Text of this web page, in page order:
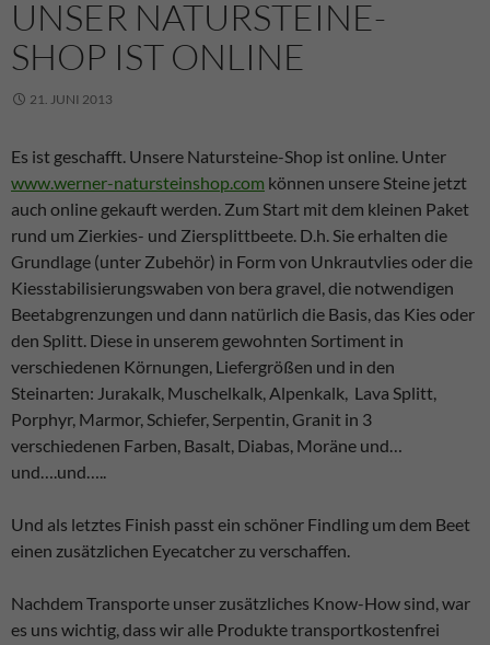
UNSER NATURSTEINE-
SHOP IST ONLINE
21. JUNI 2013
Es ist geschafft. Unsere Natursteine-Shop ist online. Unter
www.werner-natursteinshop.com können unsere Steine jetzt
auch online gekauft werden. Zum Start mit dem kleinen Paket
rund um Zierkies- und Ziersplittbeete. D.h. Sie erhalten die
Grundlage (unter Zubehör) in Form von Unkrautvlies oder die
Kiesstabilisierungswaben von bera gravel, die notwendigen
Beetabgrenzungen und dann natürlich die Basis, das Kies oder
den Splitt. Diese in unserem gewohnten Sortiment in
verschiedenen Körnungen, Liefergrößen und in den
Steinarten: Jurakalk, Muschelkalk, Alpenkalk, Lava Splitt,
Porphyr, Marmor, Schiefer, Serpentin, Granit in 3
verschiedenen Farben, Basalt, Diabas, Moräne und…
und….und…..
Und als letztes Finish passt ein schöner Findling um dem Beet
einen zusätzlichen Eyecatcher zu verschaffen.
Nachdem Transporte unser zusätzliches Know-How sind, war
es uns wichtig, dass wir alle Produkte transportkostenfrei